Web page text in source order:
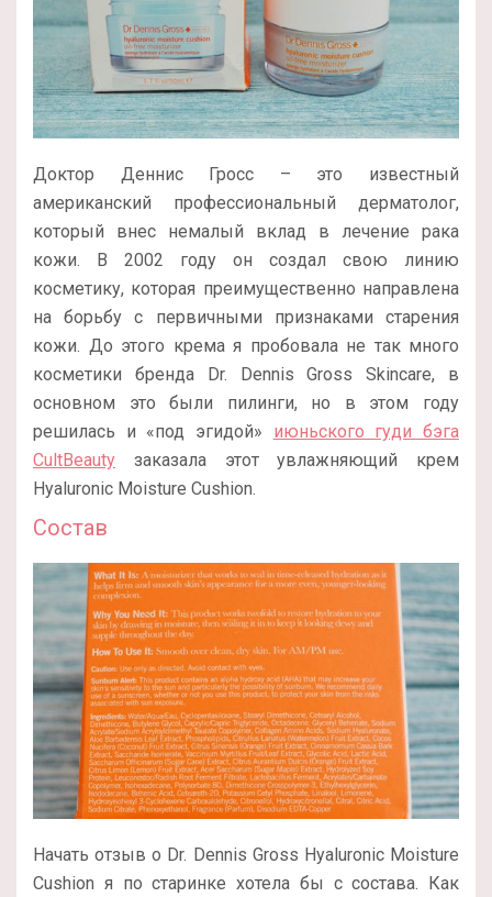
Доктор Деннис Гросс – это известный
американский профессиональный дерматолог,
который внес немалый вклад в лечение рака
кожи. В 2002 году он создал свою линию
косметику, которая преимущественно направлена
на борьбу с первичными признаками старения
кожи. До этого крема я пробовала не так много
косметики бренда Dr. Dennis Gross Skincare, в
основном это были пилинги, но в этом году
решилась и «под эгидой» июньского гуди бэга
CultBeauty заказала этот увлажняющий крем
Hyaluronic Moisture Cushion.
Состав
Начать отзыв о Dr. Dennis Gross Hyaluronic Moisture
Cushion я по старинке хотела бы с состава. Как